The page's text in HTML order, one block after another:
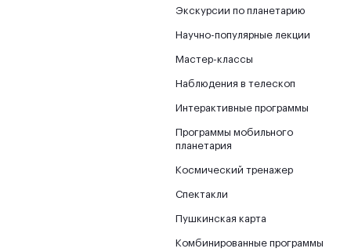
Экскурсии по планетарию
Научно-популярные лекции
Мастер-классы
Наблюдения в телескоп
Интерактивные программы
Программы мобильного
планетария
Космический тренажер
Спектакли
Пушкинская карта
Комбинированные программы